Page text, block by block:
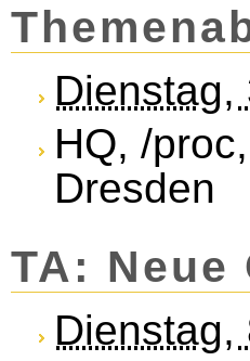
Dienstag,
HQ, /
Dresden
TA: Neue
Dienstag,